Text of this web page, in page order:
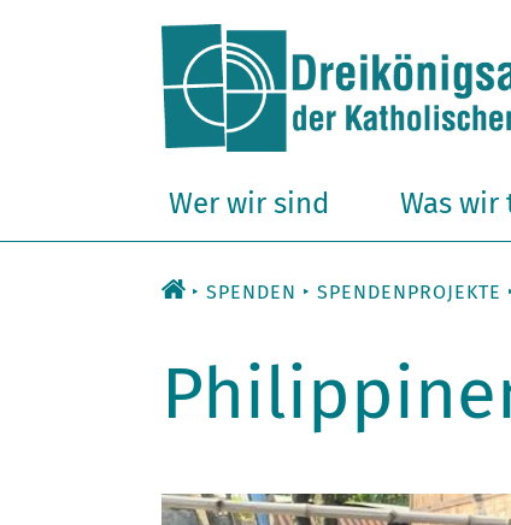
Wer wir sind Was wir
SPENDEN SPENDENPROJEKTE